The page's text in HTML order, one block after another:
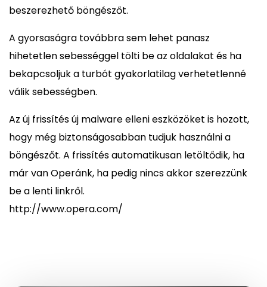
beszerezhető böngészőt.
A gyorsaságra továbbra sem lehet panasz
hihetetlen sebességgel tölti be az oldalakat és ha
bekapcsoljuk a turbót gyakorlatilag verhetetlenné
válik sebességben.
Az új frissítés új malware elleni eszközöket is hozott,
hogy még biztonságosabban tudjuk használni a
böngészőt. A frissítés automatikusan letöltődik, ha
már van Operánk, ha pedig nincs akkor szerezzünk
be a lenti linkről.
http://www.opera.com/